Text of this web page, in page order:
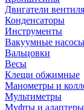
Двигатели
Конденсаторы
Инструменты
Вакуумные насосы
Вальцовки
Весы
Клещи обжимные
Манометры и
Мультиметры
Муфты и адаптеры